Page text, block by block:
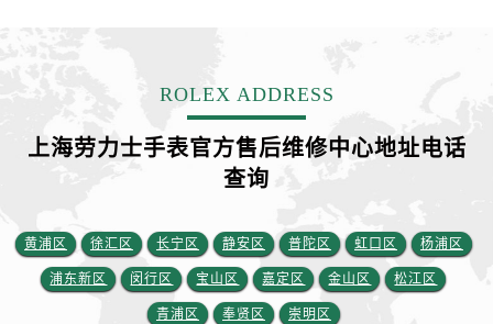
ROLEX ADDRESS
上海劳力士手表官方售后维修中心地址电话
查询
黄浦区 徐汇区 长宁区 静安区 普陀区 虹口区 杨浦区
浦东新区 闵行区 宝山区 嘉定区 金山区 松江区
青浦区 奉贤区 崇明区